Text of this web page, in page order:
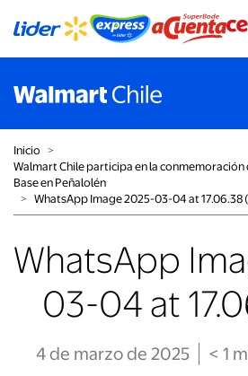
Inicio ˃
Walmart Chile participa en la conmemoración
Base en Peñalolén
˃ WhatsApp Image 2025-03-04 at 17.06.38
WhatsApp
03-04 at
4 de marzo de 2025 < 1